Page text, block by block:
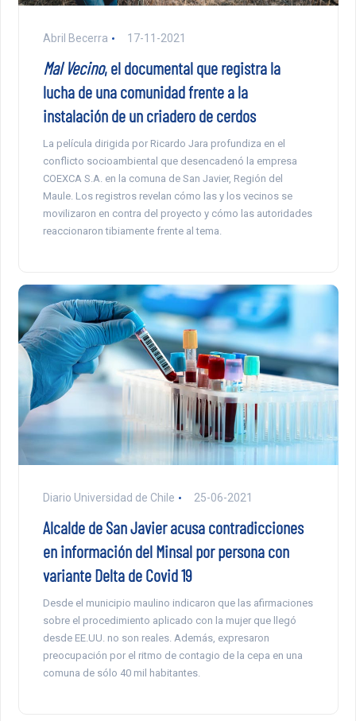
Abril Becerra 17-11-2021
Mal Vecino, el documental que registra la
lucha de una comunidad frente a la
instalación de un criadero de cerdos
La película dirigida por Ricardo Jara profundiza en el
conflicto socioambiental que desencadenó la empresa
COEXCA S.A. en la comuna de San Javier, Región del
Maule. Los registros revelan cómo las y los vecinos se
movilizaron en contra del proyecto y cómo las autoridades
reaccionaron tibiamente frente al tema.
Diario Universidad de Chile 25-06-2021
Alcalde de San Javier acusa contradicciones
en información del Minsal por persona con
variante Delta de Covid 19
Desde el municipio maulino indicaron que las afirmaciones
sobre el procedimiento aplicado con la mujer que llegó
desde EE.UU. no son reales. Además, expresaron
preocupación por el ritmo de contagio de la cepa en una
comuna de sólo 40 mil habitantes.